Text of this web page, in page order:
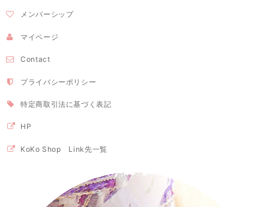
メンバーシップ
マイページ
Contact
プライバシーポリシー
特定商取引法に基づく表記
HP
KoKo Shop Link先一覧